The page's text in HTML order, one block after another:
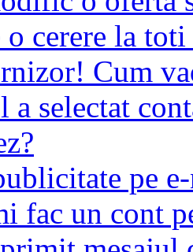
cerere la
Cum
a selectat
pe
fac un cont